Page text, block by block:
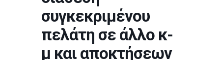
συγκεκριμένου
πελάτη σε άλλο κ-
μ και αποκτήσεων